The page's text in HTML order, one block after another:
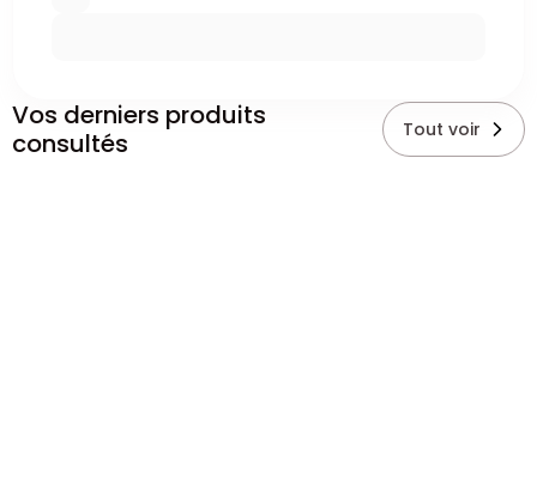
Vos derniers produits
consultés
Tout voir